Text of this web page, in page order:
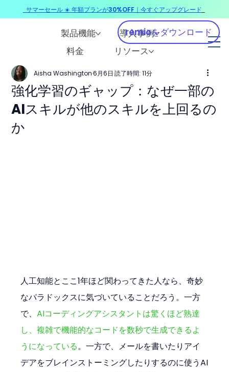
製品機能
導入事例
料金
リソース
remioをダウンロード
強化学習のギャップ：なぜ一部の
AIスキルが他のスキルを上回るの
か
Aisha Washington 6月6日 読了時間: 11分
人工知能とここ1年ほど関わってきた人なら、奇妙
なパラドックスに気づいていることだろう。一方
で、AIコーディングアシスタントは驚くほど熟達
し、複雑で機能的なコードを数秒で生成できるよ
うになっている。一方で、メールを書いたりアイ
デアをブレインストーミングしたりするのに使うAI
サマーセール ☀️ 年額プランが30%OFF｜今すぐアップグレード